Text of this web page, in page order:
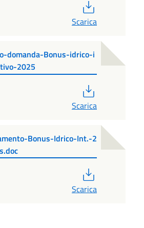
Scarica
domanda-Bonus-idrico-i
2025
Scarica
Bonus-Idrico-Int.-2
Scarica